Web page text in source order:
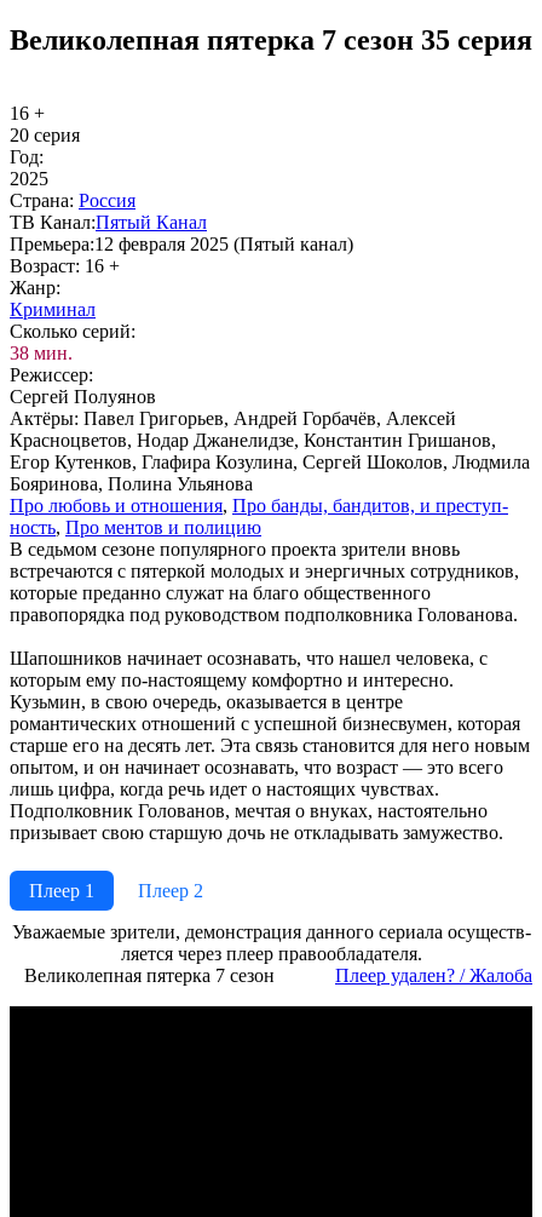
Великолепная пятерка 7 сезон 35 серия
16 +
20 серия
Год:
2025
Стра­на: Рос­сия
ТВ Ка­нал:Пя­тый Ка­нал
Пре­мье­ра:12 февраля 2025 (Пятый канал)
Воз­раст: 16 +
Жанр:
Кри­ми­нал
Сколь­ко се­рий:
38 мин.
Ре­жис­сер:
Сергей Полуянов
Ак­тё­ры: Павел Григорьев, Андрей Горбачёв, Алексей
Красноцветов, Нодар Джанелидзе, Константин Гришанов,
Егор Кутенков, Глафира Козулина, Сергей Шоколов, Людмила
Бояринова, Полина Ульянова
Про лю­бовь и от­но­ше­ния, Про бан­ды, бан­ди­тов, и пре­ступ­
ность, Про мен­тов и по­ли­цию
В седьмом сезоне популярного проекта зрители вновь
встречаются с пятеркой молодых и энергичных сотрудников,
которые преданно служат на благо общественного
правопорядка под руководством подполковника Голованова.
Шапошников начинает осознавать, что нашел человека, с
которым ему по-настоящему комфортно и интересно.
Кузьмин, в свою очередь, оказывается в центре
романтических отношений с успешной бизнесвумен, которая
старше его на десять лет. Эта связь становится для него новым
опытом, и он начинает осознавать, что возраст — это всего
лишь цифра, когда речь идет о настоящих чувствах.
Подполковник Голованов, мечтая о внуках, настоятельно
призывает свою старшую дочь не откладывать замужество.
Плеер 1
Плеер 2
Ува­жае­мые зри­те­ли, де­мон­ст­ра­ция дан­но­го се­риа­ла осу­ще­ст­в­
ля­ет­ся че­рез пле­ер пра­во­об­ла­да­те­ля.
Великолепная пятерка 7 сезон
Пле­ер уда­лен? / Жа­ло­ба